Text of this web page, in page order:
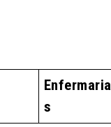
Enfermaria
s